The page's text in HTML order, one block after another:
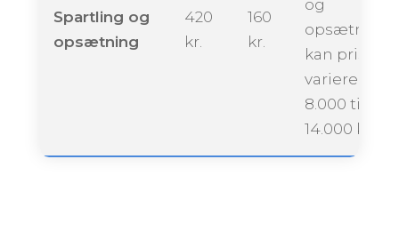
Spartling og
opsætning
420
kr.
160
kr.
og
opsætning
kan prisen
variere fra
8.000 til
14.000